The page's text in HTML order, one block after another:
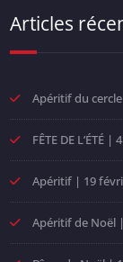
Articles
Apéritif du
FÊTE DE L’ÉTÉ |
Apéritif | 19
Apéritif de Noël